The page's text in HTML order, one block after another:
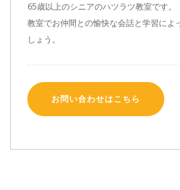
65歳以上のシニアのハツラツ教室です。
教室でお仲間との愉快な会話と学習によ
しょう。
お問い合わせはこちら